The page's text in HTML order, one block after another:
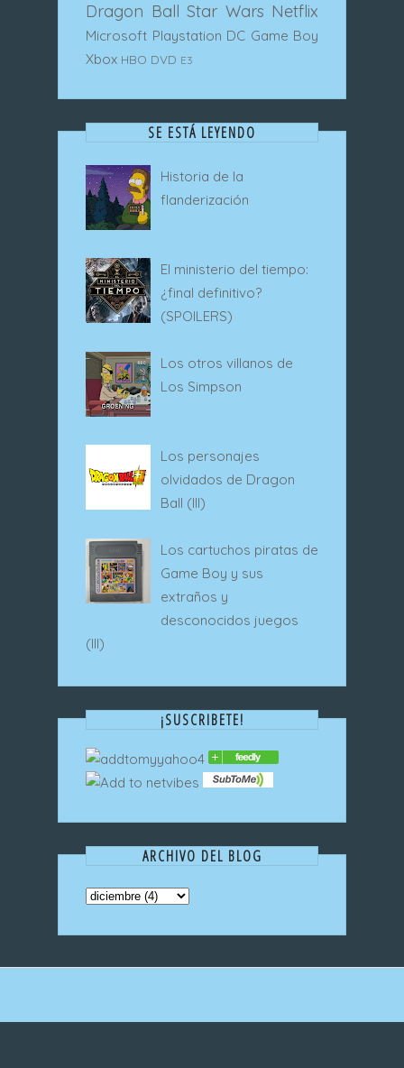
Dragon Ball Star Wars Netflix
Microsoft Playstation DC Game Boy
Xbox HBO DVD E3
SE ESTÁ LEYENDO
Historia de la
flanderización
El ministerio del tiempo:
¿final definitivo?
(SPOILERS)
Los otros villanos de
Los Simpson
Los personajes
olvidados de Dragon
Ball (III)
Los cartuchos piratas de
Game Boy y sus
extraños y
desconocidos juegos
(III)
¡SUSCRIBETE!
ARCHIVO DEL BLOG